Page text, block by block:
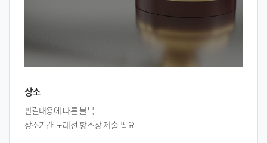
상소
판결내용에 따른 불복
상소기간 도래전 항소장 제출 필요